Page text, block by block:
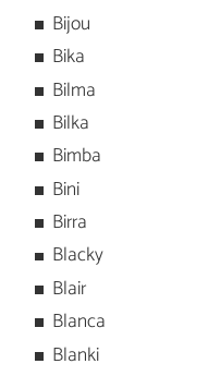
Bijou
Bika
Bilma
Bilka
Bimba
Bini
Birra
Blacky
Blair
Blanca
Blanki